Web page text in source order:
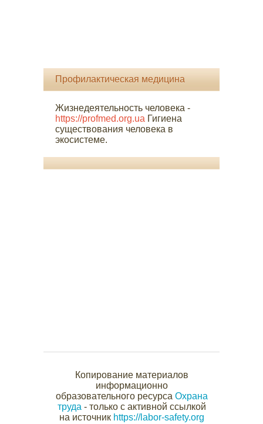
Профилактическая медицина
Жизнедеятельность человека -
https://profmed.org.ua Гигиена
существования человека в
экосистеме.
Копирование материалов
информационно
образовательного ресурса Охрана
труда - только с активной ссылкой
на источник https://labor-safety.org